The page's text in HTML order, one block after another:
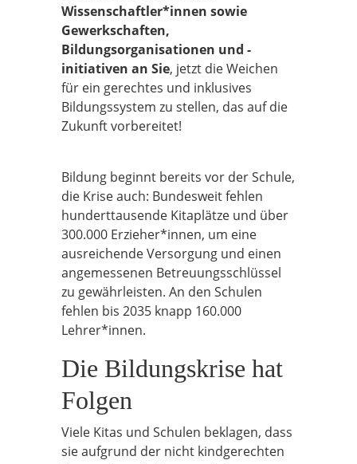
Wissenschaftler*innen sowie
Gewerkschaften,
Bildungsorganisationen und -
initiativen an Sie, jetzt die Weichen
für ein gerechtes und inklusives
Bildungssystem zu stellen, das auf die
Zukunft vorbereitet!
Bildung beginnt bereits vor der Schule,
die Krise auch: Bundesweit fehlen
hunderttausende Kitaplätze und über
300.000 Erzieher*innen, um eine
ausreichende Versorgung und einen
angemessenen Betreuungsschlüssel
zu gewährleisten. An den Schulen
fehlen bis 2035 knapp 160.000
Lehrer*innen.
Die Bildungskrise hat
Folgen
Viele Kitas und Schulen beklagen, dass
sie aufgrund der nicht kindgerechten